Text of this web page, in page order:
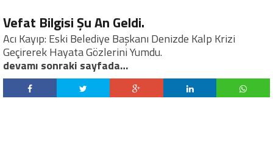
Vefat Bilgisi Şu An Geldi.
Acı Kayıp: Eski Belediye Başkanı Denizde Kalp Krizi
Geçirerek Hayata Gözlerini Yumdu.
devamı sonraki sayfada…